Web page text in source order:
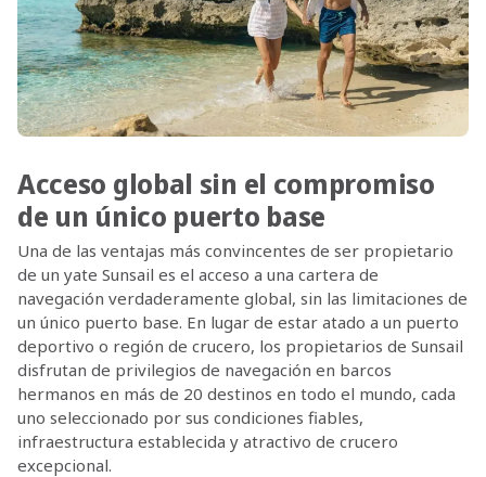
Acceso global sin el compromiso
de un único puerto base
Una de las ventajas más convincentes de ser propietario
de un yate Sunsail es el acceso a una cartera de
navegación verdaderamente global, sin las limitaciones de
un único puerto base. En lugar de estar atado a un puerto
deportivo o región de crucero, los propietarios de Sunsail
disfrutan de privilegios de navegación en barcos
hermanos en más de 20 destinos en todo el mundo, cada
uno seleccionado por sus condiciones fiables,
infraestructura establecida y atractivo de crucero
excepcional.